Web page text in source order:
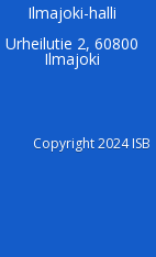
Ilmajoki-halli
Urheilutie 2, 60800
Ilmajoki
Copyright 2024 ISB